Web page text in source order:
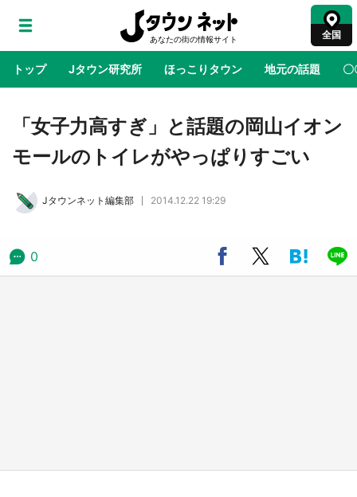
全国
トップ Jタウン研究所 ほっこりタウン 地元の話題 〇
地域×二次元 絶景 あの時はありがとう 物語がはじ
公式プロモ動画で「聖地」が生産されてます
『薬屋のひとりごと』の〝舞〟の世界に入り込
む 六本木ヒルズ展望台でコラボ、本邦初公開
「女子力高すぎ」と話題の岡山イオン
モールのトイレがやっぱりすごい
Jタウンネット編集部 2014.12.22 19:29
0